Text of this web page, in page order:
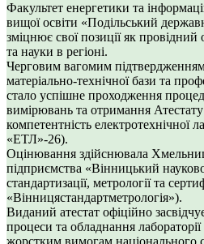
Факультет енергетики та
вищої освіти «Подільський
зміцнює свої позиції як провідний
та науки в регіоні.
Черговим вагомим підтвердженням
матеріально-технічної бази та
стало успішне проходження
вимірювань та отримання
компетентність електротехнічної
«ЕТЛ»-26).
Оцінювання здійснювала
підприємства «Вінницький
стандартизації, метрології та
«Вінницястандартметрологія»).
Виданий атестат офіційно
процеси та обладнання